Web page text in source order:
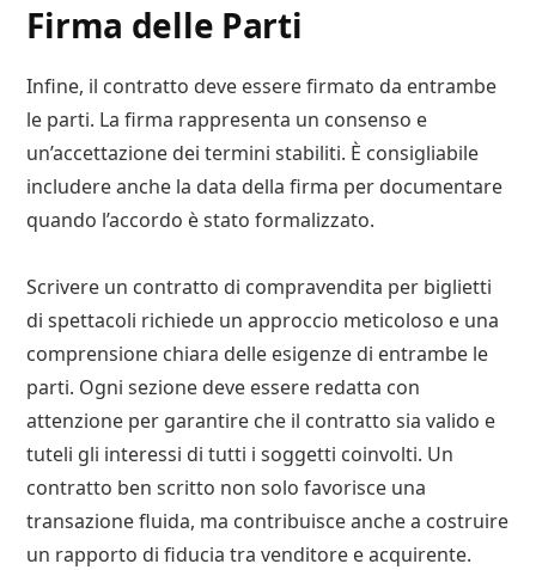
Firma delle Parti
Infine, il contratto deve essere firmato da entrambe
le parti. La firma rappresenta un consenso e
un’accettazione dei termini stabiliti. È consigliabile
includere anche la data della firma per documentare
quando l’accordo è stato formalizzato.
Scrivere un contratto di compravendita per biglietti
di spettacoli richiede un approccio meticoloso e una
comprensione chiara delle esigenze di entrambe le
parti. Ogni sezione deve essere redatta con
attenzione per garantire che il contratto sia valido e
tuteli gli interessi di tutti i soggetti coinvolti. Un
contratto ben scritto non solo favorisce una
transazione fluida, ma contribuisce anche a costruire
un rapporto di fiducia tra venditore e acquirente.